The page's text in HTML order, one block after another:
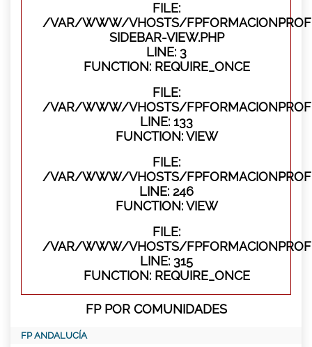
FILE:
/VAR/WWW/VHOSTS/
SIDEBAR-VIEW.PHP
LINE: 3
FUNCTION: REQUIRE_ONCE
FILE:
/VAR/WWW/VHOSTS/
LINE: 133
FUNCTION: VIEW
FILE:
/VAR/WWW/VHOSTS/
LINE: 246
FUNCTION: VIEW
FILE:
/VAR/WWW/VHOSTS/
LINE: 315
FUNCTION: REQUIRE_ONCE
FP POR COMUNIDADES
FP ANDALUCÍA